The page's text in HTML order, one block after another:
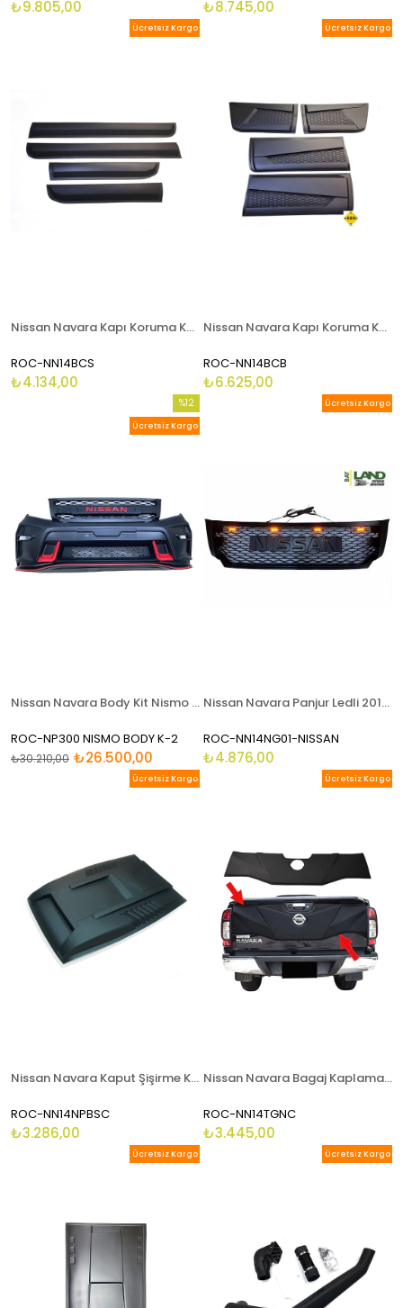
₺9.805,00 ₺8.745,00
Nissan Navara Kapı Koruma Kaplaması 2015 Ve Sonrası
ROC-NN14BCS
₺4.134,00
Ücretsiz Kargo
Nissan Navara Kapı Koruma Kaplaması 2016 Ve Sonrası İçin Plastik
ROC-NN14BCB
₺6.625,00
Ücretsiz Kargo
Nissan Navara Body Kit Nismo Bodykit 2015-2019 Modeller İçin
ROC-NP300 NISMO BODY K-2
₺26.500,00
₺30.210,00
%12
İndirim
%12İndirim
Ücretsiz Kargo
Nissan Navara Panjur Ledli 2016 - 2020 Tüm Modeller
ROC-NN14NG01-NISSAN
₺4.876,00
Ücretsiz Kargo
Nissan Navara Kaput Şişirme Kaput Kabartma Scoop 2015 - 2020
ROC-NN14NPBSC
₺3.286,00
Ücretsiz Kargo
Nissan Navara Bagaj Kaplaması Kapı Üstü 2015 - 2020
ROC-NN14TGNC
₺3.445,00
Ücretsiz Kargo
Ücretsiz Kargo Ücretsiz Kargo